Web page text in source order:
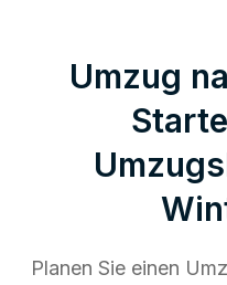
Umzug
Planen Sie einen